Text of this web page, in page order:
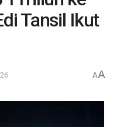
Tansil Ikut
AA